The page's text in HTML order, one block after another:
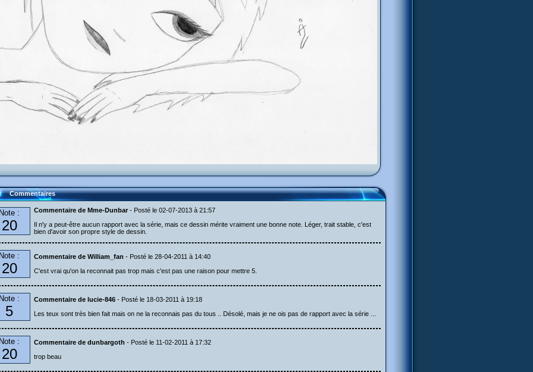
Commentaires
Note :
20
Commentaire de Mme-Dunbar - Posté le 02-07-2013 à 21:57
Il n'y a peut-être aucun rapport avec la série, mais ce dessin mérite vraiment une bonne note. Léger, trait stable, c'est
bien d'avoir son propre style de dessin.
Note :
20
Commentaire de William_fan - Posté le 28-04-2011 à 14:40
C'est vrai qu'on la reconnait pas trop mais c'est pas une raison pour mettre 5.
Note :
5
Commentaire de lucie-846 - Posté le 18-03-2011 à 19:18
Les teux sont très bien fait mais on ne la reconnais pas du tous .. Désolé, mais je ne ois pas de rapport avec la série ...
Note :
20
Commentaire de dunbargoth - Posté le 11-02-2011 à 17:32
trop beau